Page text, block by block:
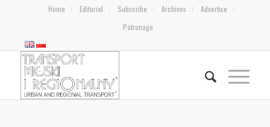
Home Editorial Subscribe Archives
Advertise
Patronage